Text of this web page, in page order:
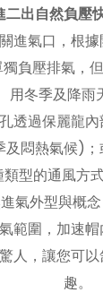
二出自然負壓
進氣口，根
負壓排氣，
用冬季及降雨
透過保麗龍
及悶熱氣候)
型的通風方
氣外型與概
範圍，加速
人，讓您可
趣。